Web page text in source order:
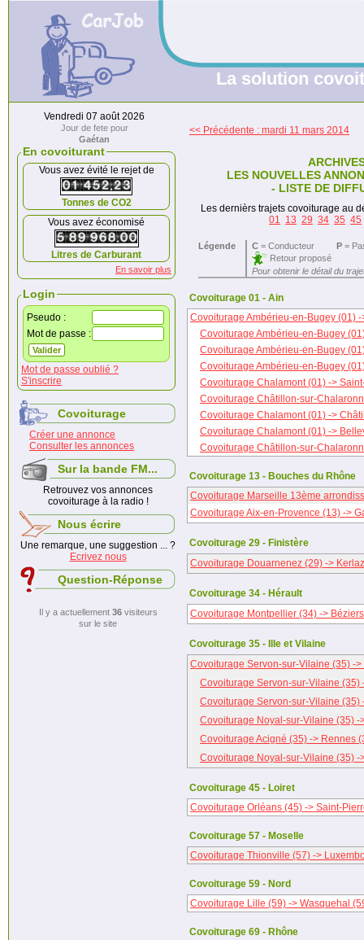
La solution
Vendredi 07 août 2026
Jour de fete pour
Gaétan
En covoiturant
Vous avez évité le rejet de
Tonnes de CO2
Vous avez économisé
Litres de Carburant
En savoir plus
Login
Pseudo :
Mot de passe :
Mot de passe oublié ?
S'inscrire
Covoiturage
Créer une annonce
Consulter les annonces
Sur la bande FM...
Retrouvez vos annonces
covoiturage à la radio !
Nous écrire
Une remarque, une suggestion ... ?
Ecrivez nous
Question-Réponse
Il y a actuellement 36visiteurs
sur le site
<< Précédente : mardi 11 mars 2014
LES NOUVELLES
- LISTE DE
Les dernièrs trajets covoiturage au
01 13 29 34 35 45
Légende C= Conducteur P=
Retour proposé
Pour obtenir le détail du
Covoiturage 01 - Ain
Covoiturage Ambérieu-en-Bugey (01)
Covoiturage Ambérieu-en-Bugey
Covoiturage Ambérieu-en-Bugey
Covoiturage Ambérieu-en-Bugey
Covoiturage Chalamont (01) ->
Covoiturage Châtillon-sur-
Covoiturage Chalamont (01) ->
Covoiturage Chalamont (01) ->
Covoiturage Châtillon-sur-
Covoiturage 13 - Bouches du Rhône
Covoiturage Marseille 13ème
Covoiturage Aix-en-Provence (13) ->
Covoiturage 29 - Finistère
Covoiturage Douarnenez (29) ->
Covoiturage 34 - Hérault
Covoiturage Montpellier (34) ->
Covoiturage 35 - Ille et Vilaine
Covoiturage Servon-sur-Vilaine (35) -
Covoiturage Servon-sur-Vilaine (35)
Covoiturage Servon-sur-Vilaine (35)
Covoiturage Noyal-sur-Vilaine (35) -
Covoiturage Acigné (35) -> Rennes
Covoiturage Noyal-sur-Vilaine (35) -
Covoiturage 45 - Loiret
Covoiturage Orléans (45) -> Saint-
Covoiturage 57 - Moselle
Covoiturage Thionville (57) ->
Covoiturage 59 - Nord
Covoiturage Lille (59) -> Wasquehal
Covoiturage 69 - Rhône